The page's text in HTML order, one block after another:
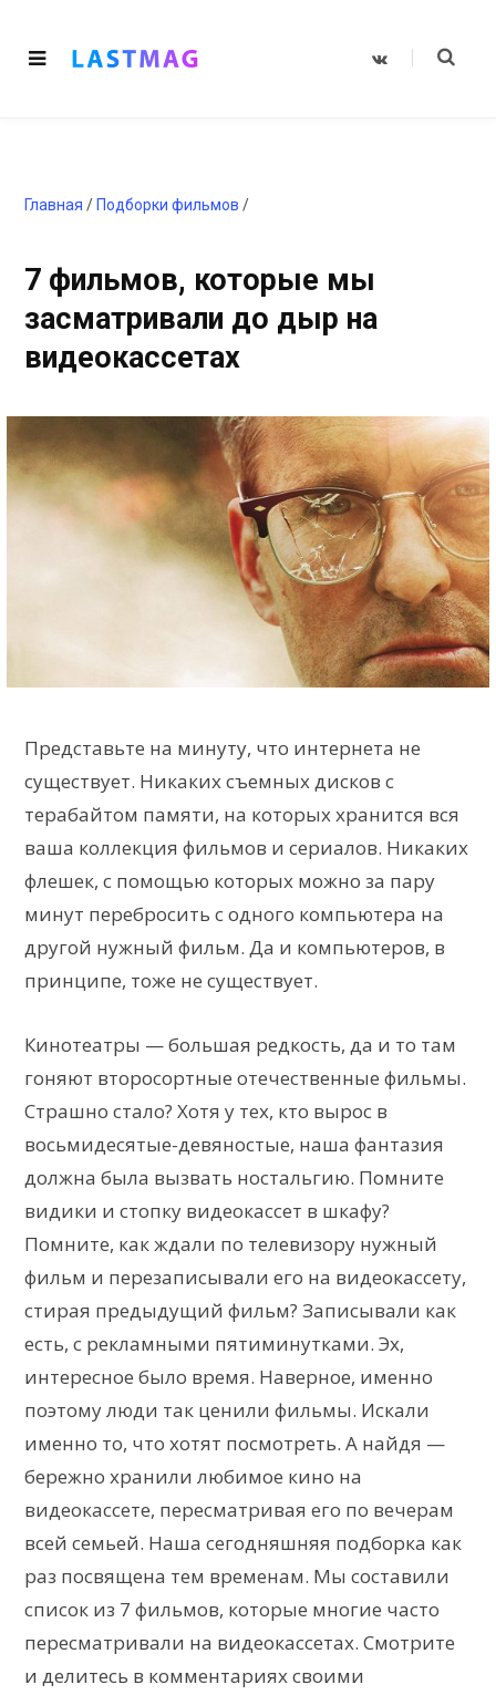
V
Главная / Подборки фильмов /
7 фильмов, которые мы
засматривали до дыр на
видеокассетах
Представьте на минуту, что интернета не
существует. Никаких съемных дисков с
терабайтом памяти, на которых хранится вся
ваша коллекция фильмов и сериалов. Никаких
флешек, с помощью которых можно за пару
минут перебросить с одного компьютера на
другой нужный фильм. Да и компьютеров, в
принципе, тоже не существует.
Кинотеатры — большая редкость, да и то там
гоняют второсортные отечественные фильмы.
Страшно стало? Хотя у тех, кто вырос в
восьмидесятые-девяностые, наша фантазия
должна была вызвать ностальгию. Помните
видики и стопку видеокассет в шкафу?
Помните, как ждали по телевизору нужный
фильм и перезаписывали его на видеокассету,
стирая предыдущий фильм? Записывали как
есть, с рекламными пятиминутками. Эх,
интересное было время. Наверное, именно
поэтому люди так ценили фильмы. Искали
именно то, что хотят посмотреть. А найдя —
бережно хранили любимое кино на
видеокассете, пересматривая его по вечерам
всей семьей. Наша сегодняшняя подборка как
раз посвящена тем временам. Мы составили
список из 7 фильмов, которые многие часто
пересматривали на видеокассетах. Смотрите
и делитесь в комментариях своими